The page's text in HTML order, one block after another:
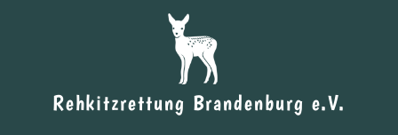
Rehkitzrettung Brandenburg e.V.